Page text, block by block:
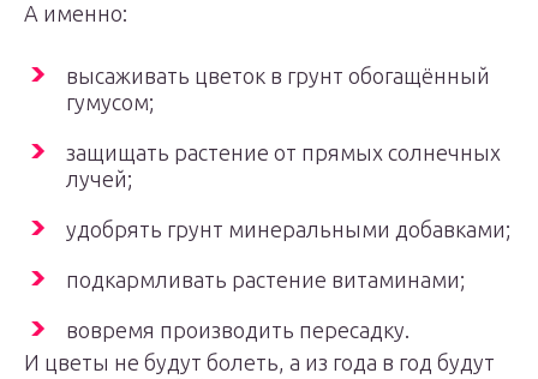
А именно:
высаживать цветок в грунт обогащённый
гумусом;
защищать растение от прямых солнечных
лучей;
удобрять грунт минеральными добавками;
подкармливать растение витаминами;
вовремя производить пересадку.
И цветы не будут болеть, а из года в год будут